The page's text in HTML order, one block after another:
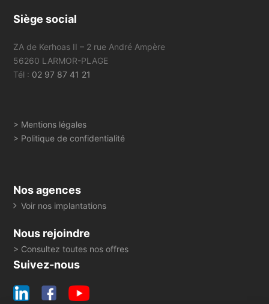
Siège social
ZA de Kerhoas II – 2 rue André Ampère
56260 LARMOR-PLAGE
Tél : 02 97 87 41 21
> Mentions légales
> Politique de confidentialité
Nos agences
Voir nos implantations
Nous rejoindre
> Consultez toutes nos offres
Suivez-nous